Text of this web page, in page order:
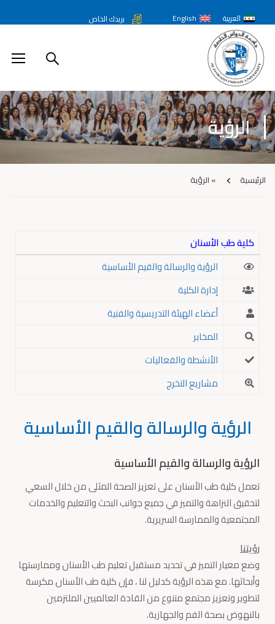
العربية English بريدك الخاص
الرؤية
الرئيسية » الرؤية
كلية طب الأسنان
الرؤية والرسالة والقيم الأساسية
إدارة الكلية
أعضاء الهيئة التدريسية والفنية
المخابر
الأنشطة والفعاليات
مشاريع التخرج
الرؤية والرسالة والقيم الأساسية
الرؤية والرسالة والقيم الأساسية
تعمل كلية طب الأسنان على تعزيز الصحة المثلى من خلال السعي
لتحقيق النزاهة والتميز في جميع جوانب البحث والتعليم والخدمات
المجتمعية والممارسة السريرية.
رؤيتنا
وضع معيار التميز في تحديد مستقبل تعليم طب الأسنان وممارستها
وأبحاثها. مع هذه الرؤية كدليل لنا ، فإن كلية طب الأسنان مكرسة
لتطوير وتعزيز مجتمع متنوع من القادة العالميين الملتزمين
بالنهوض بصحة الفم والجهازية.